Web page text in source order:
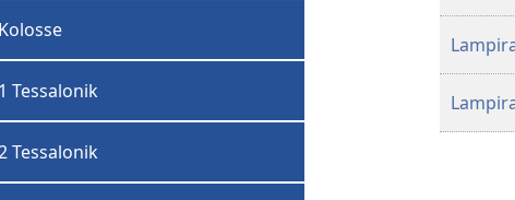
Kolosse
1 Tessalonik
Tessalonik